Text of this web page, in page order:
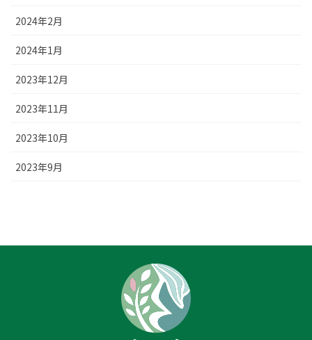
2024年2月
2024年1月
2023年12月
2023年11月
2023年10月
2023年9月